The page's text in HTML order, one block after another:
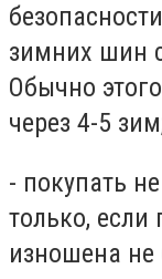
зимних шин
Обычно
через 4-5
- покупать
только, если
изношена не